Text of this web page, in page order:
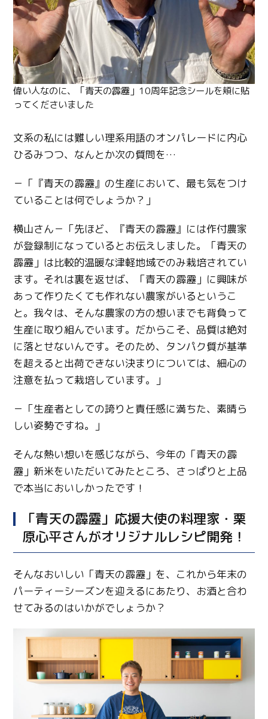
偉い人なのに、「青天の霹靂」10周年記念シールを頬に貼
ってくださいました
文系の私には難しい理系用語のオンパレードに内心
ひるみつつ、なんとか次の質問を…
－「『青天の霹靂』の生産において、最も気をつけ
ていることは何でしょうか？」
横山さん－「先ほど、『青天の霹靂』には作付農家
が登録制になっているとお伝えしました。「青天の
霹靂」は比較的温暖な津軽地域でのみ栽培されてい
ます。それは裏を返せば、「青天の霹靂」に興味が
あって作りたくても作れない農家がいるというこ
と。我々は、そんな農家の方の想いまでも背負って
生産に取り組んでいます。だからこそ、品質は絶対
に落とせないんです。そのため、タンパク質が基準
を超えると出荷できない決まりについては、細心の
注意を払って栽培しています。」
－「生産者としての誇りと責任感に満ちた、素晴ら
しい姿勢ですね。」
そんな熱い想いを感じながら、今年の「青天の霹
靂」新米をいただいてみたところ、さっぱりと上品
で本当においしかったです！
「青天の霹靂」応援大使の料理家・栗
原心平さんがオリジナルレシピ開発！
そんなおいしい「青天の霹靂」を、これから年末の
パーティーシーズンを迎えるにあたり、お酒と合わ
せてみるのはいかがでしょうか？